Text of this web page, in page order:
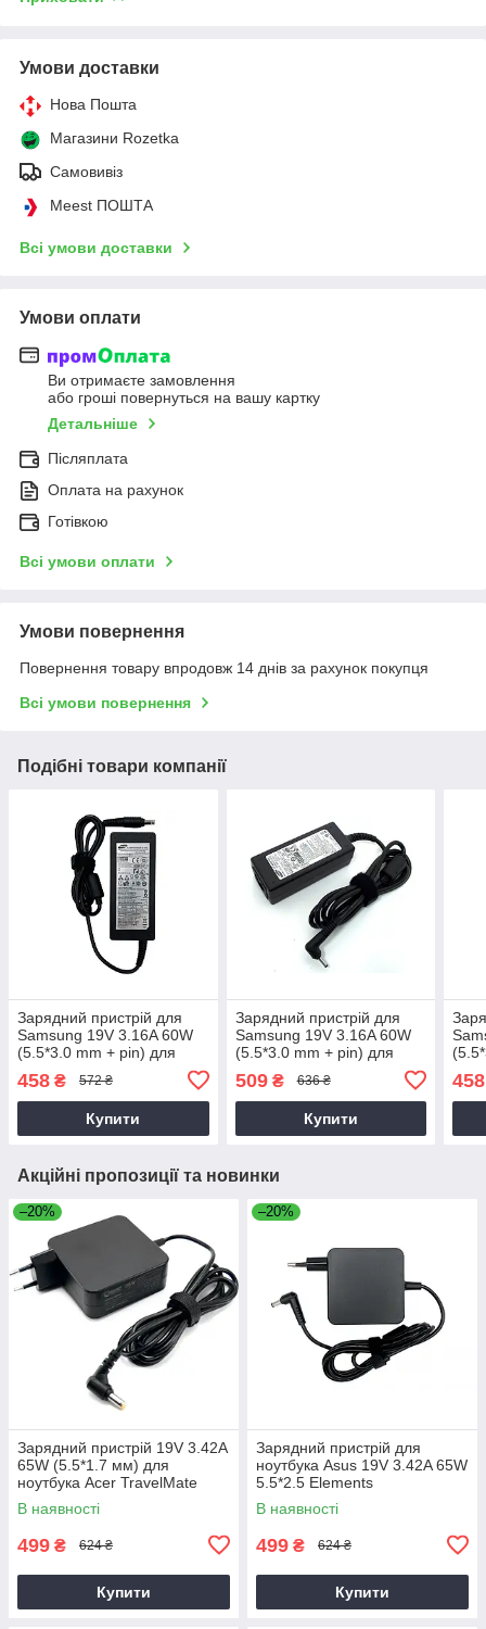
Умови доставки
Нова Пошта
Магазини Rozetka
Самовивіз
Meest ПОШТА
Всі умови доставки
Умови оплати
Ви отримаєте замовлення
або гроші повернуться на вашу картку
Детальніше
Післяплата
Оплата на рахунок
Готівкою
Всі умови оплати
Умови повернення
Повернення товару впродовж 14 днів за рахунок покупця
Всі умови повернення
Подібні товари компанії
Зарядний пристрій для
Samsung 19V 3.16A 60W
(5.5*3.0 mm + pin) для
ноутбука Samsung RV510
458 ₴ 572 ₴
Купити
Зарядний пристрій для
Samsung 19V 3.16A 60W
(5.5*3.0 mm + pin) для
NP905S3G
509₴ 636 ₴
Купити
458
Акційні пропозиції та новинки
–20%
Зарядний пристрій 19V 3.42A
65W (5.5*1.7 мм) для
ноутбука Acer TravelMate
P2510-G2-M
В наявності
499 ₴ 624 ₴
Купити
–20%
Зарядний пристрій для
ноутбука Asus 19V 3.42A 65W
5.5*2.5 Elements
В наявності
499 ₴ 624 ₴
Купити